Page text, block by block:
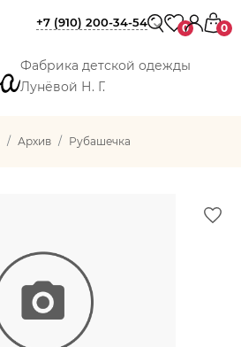
Фабрика детской одежды
Лунёвой Н. Г.
+7 (910) 200-34-54 0 0
Архив Рубашечка